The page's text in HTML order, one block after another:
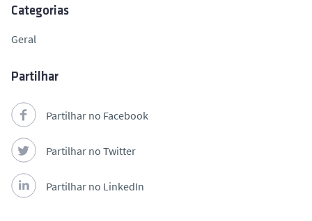
Categorias
Geral
Partilhar
Partilhar no Facebook
Partilhar no Twitter
Partilhar no LinkedIn